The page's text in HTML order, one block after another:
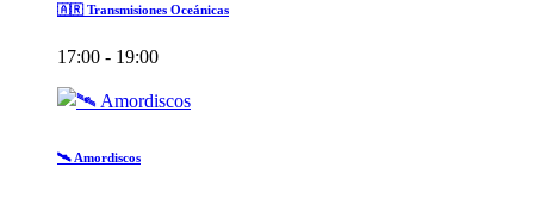
🇦🇷 Transmisiones Oceánicas
17:00 - 19:00
🛰️ Amordiscos